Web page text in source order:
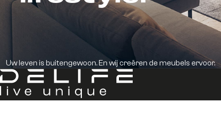
Uw leven is buitengewoon. En wij creëren de meubels ervoor.